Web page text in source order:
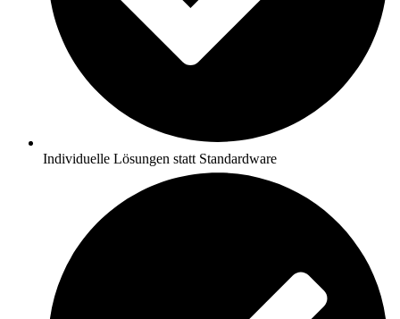
Individuelle Lösungen statt Standardware